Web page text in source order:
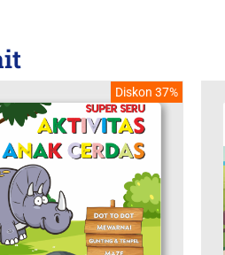
Diskon 37%